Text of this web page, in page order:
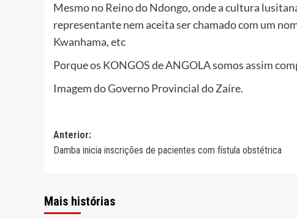
Mesmo no Reino do Ndongo, onde a cultura
representante nem aceita ser chamado com um
Kwanhama, etc
Porque os KONGOS de ANGOLA somos assim
Imagem do Governo Provincial do Zaíre.
Navegação
de
Anterior:
Damba inicia inscrições de pacientes com fístula obstétrica
Mais histórias